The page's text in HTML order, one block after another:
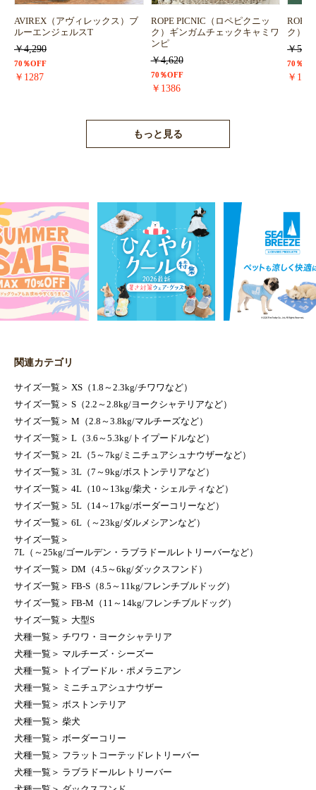
AVIREX（アヴィレックス）ブ
ルーエンジェルスT
￥4,290
70％OFF
￥1287
ROPE PICNIC（ロペピクニッ
ク）ギンガムチェックキャミワ
ンピ
￥4,620
70％OFF
￥1386
ROPE
ク）
￥
70％
￥
もっと見る
関連カテゴリ
サイズ一覧 ＞ XS（1.8～2.3kg/チワワなど）
サイズ一覧 ＞ S（2.2～2.8kg/ヨークシャテリアなど）
サイズ一覧 ＞ M（2.8～3.8kg/マルチーズなど）
サイズ一覧 ＞ L（3.6～5.3kg/トイプードルなど）
サイズ一覧 ＞ 2L（5～7kg/ミニチュアシュナウザーなど）
サイズ一覧 ＞ 3L（7～9kg/ボストンテリアなど）
サイズ一覧 ＞ 4L（10～13kg/柴犬・シェルティなど）
サイズ一覧 ＞ 5L（14～17kg/ボーダーコリーなど）
サイズ一覧 ＞ 6L（～23kg/ダルメシアンなど）
サイズ一覧 ＞
7L（～25kg/ゴールデン・ラブラドールレトリーバーなど）
サイズ一覧 ＞ DM（4.5～6kg/ダックスフンド）
サイズ一覧 ＞ FB-S（8.5～11kg/フレンチブルドッグ）
サイズ一覧 ＞ FB-M（11～14kg/フレンチブルドッグ）
サイズ一覧 ＞ 大型S
犬種一覧 ＞ チワワ・ヨークシャテリア
犬種一覧 ＞ マルチーズ・シーズー
犬種一覧 ＞
トイプードル・ポメラニアン
犬種一覧 ＞
ミニチュアシュナウザー
犬種一覧 ＞ ボストンテリア
犬種一覧 ＞ 柴犬
犬種一覧 ＞ ボーダーコリー
犬種一覧 ＞ フラットコーテッドレトリーバー
犬種一覧 ＞ ラブラドールレトリーバー